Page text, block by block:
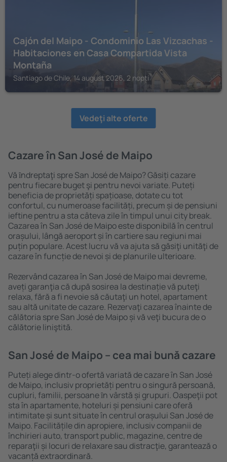
Cajón del Maipo - Condominio Las Vizcachas -
Habitaciones en Casa Compartida Vista
Montaña
Santiago de Chile, 14 august 2026, 2 nopți
Vedeţi alte oferte
Cazare în San José de Maipo
Vă ȋndreptaţi spre San José de Maipo? Găsiți cazare
pentru fiecare buget şi pentru nevoi variate. Puteți
beneficia de proprietăți spațioase, dotate cu tot
confortul, cu numeroase facilități, precum și de pensiuni
ieftine pentru a sta câteva zile în timpul unui city break.
Cazarea în San José de Maipo este disponibilă în centrul
orașului, lângă aeroport și în cartiere sau regiuni mai
puțin populare. Acest lucru vă va ajuta să găsiţi unităţi de
cazare în funcție de nevoi și de planurile ulterioare.
Rezervând cazarea în San José de Maipo mai devreme,
aveți garanţia că după sosirea la destinație vă puteţi
relaxa, fără a fi nevoie să căutaţi un hotel, apartament
sau altă unitate de cazare. Rezervaţi cazarea înainte de
călătoria spre San José de Maipo și vă veţi bucura de o
călătorie liniştită.
San José de Maipo – cea mai bună cazare
Puteți alege dintr-o ofertă variată de cazare în San José
de Maipo, inclusiv proprietăți pentru o singură persoană,
cupluri, familii, persoane ȋn vârstă și grupuri. Oaspeţii pot
sta în apartamente, hoteluri și pensiuni care oferă
intimitate și sunt situate în centrul orașului San José de
Maipo. Facilitățile din apropiere, inclusiv companii de
închirieri auto, transport public, magazine, centre de
reparaţii și locuri de relaxare sau distracţie, garantează o
vacanță extraordinară.